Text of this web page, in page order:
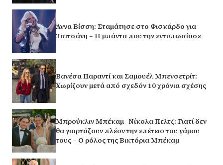
Άννα Βίσση: Σταμάτησε στο Φισκάρδο για
Τσιτσάνη – Η μπάντα που την εντυπωσίασε
Βανέσα Παραντί και Σαμουέλ Μπενσετρίτ:
Χωρίζουν μετά από σχεδόν 10 χρόνια σχέσης
Μπρούκλιν Μπέκαμ -Νίκολα Πελτζ: Γιατί δεν
θα γιορτάζουν πλέον την επέτειο του γάμου
τους – Ο ρόλος της Βικτόρια Μπέκαμ